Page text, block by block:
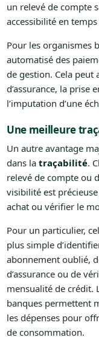
un relevé de compte
accessibilité en
Pour les organismes
automatisé des
de gestion. Cela peut
d’assurance, la prise
l’imputation d’une
Une meilleure
Un autre avantage
dans la traçabilité.
relevé de compte ou
visibilité est
achat ou vérifier le
Pour un particulier,
plus simple
abonnement oublié,
d’assurance ou de
mensualité de crédit.
banques permettent
les dépenses pour
de consommation.